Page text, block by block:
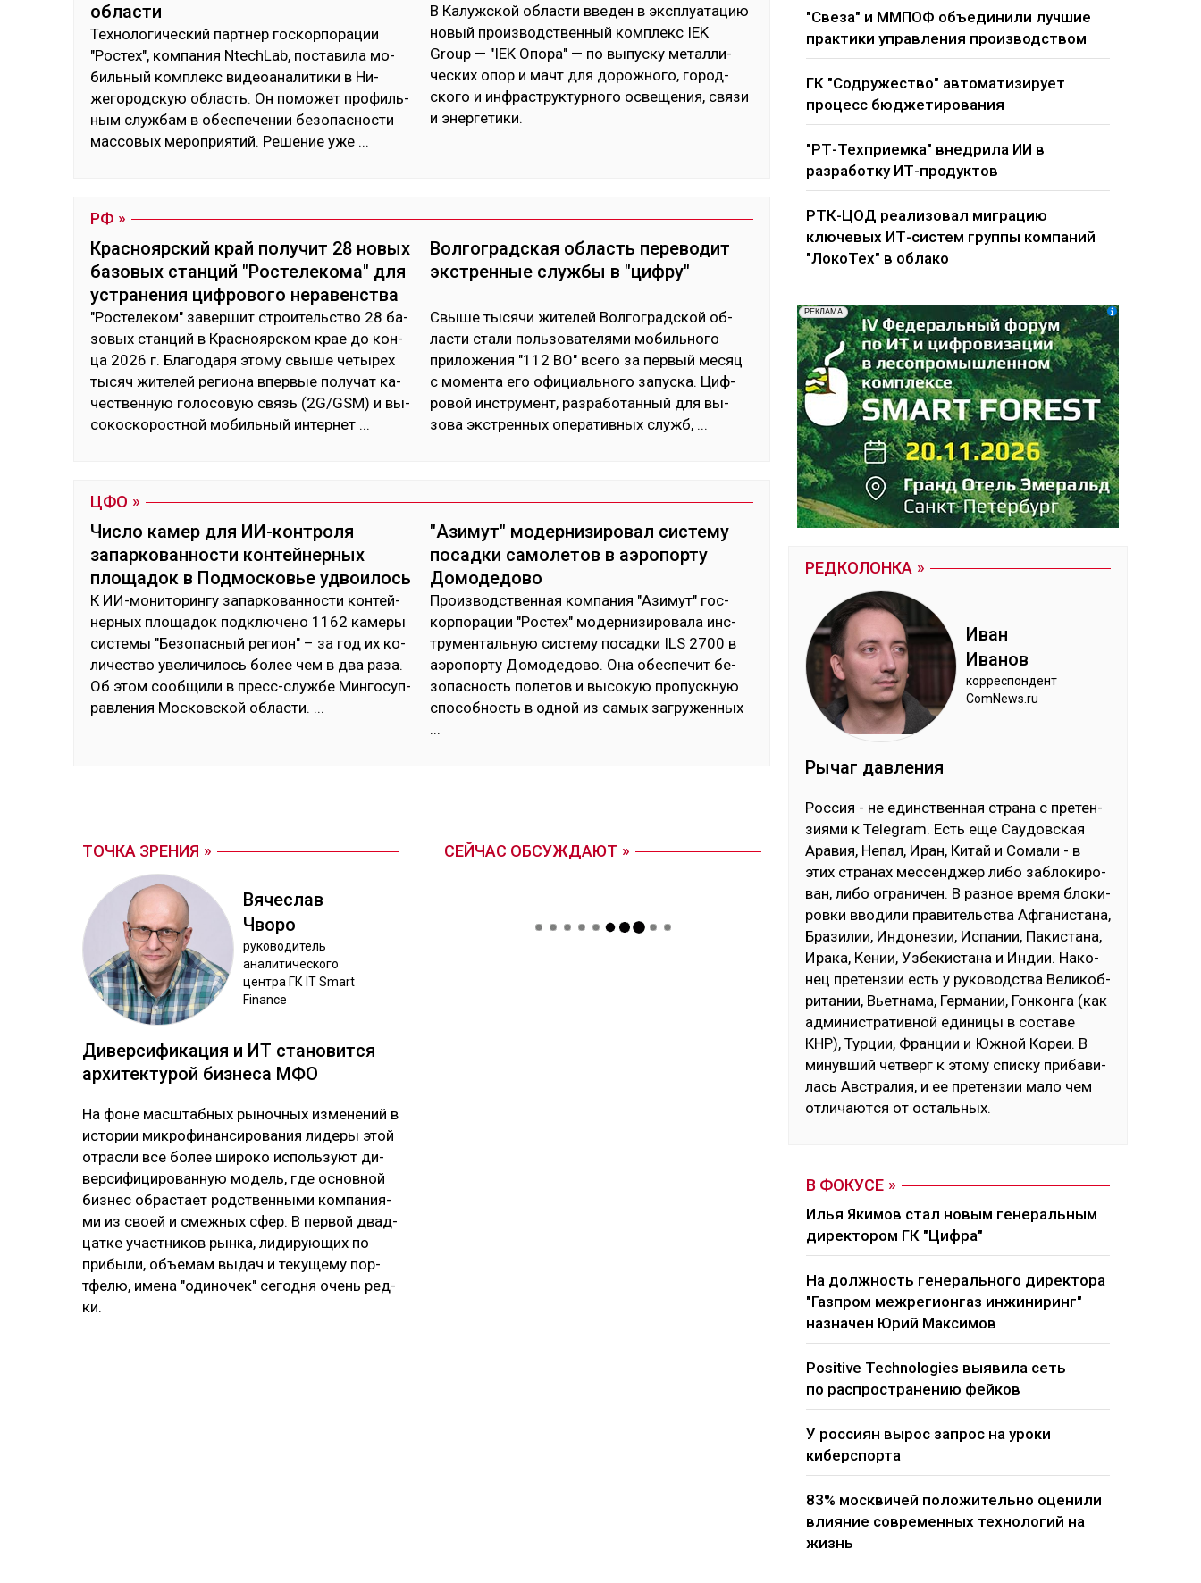
области
Тех­но­логи­чес­кий пар­тнер гос­кор­по­рации
"Рос­тех", ком­па­ния NtechLab, пос­та­вила мо­
биль­ный ком­плекс ви­деоана­лити­ки в Ни­
жего­род­скую об­ласть. Он по­может про­филь­
ным служ­бам в обес­пе­чении бе­зопас­нос­ти
мас­со­вых ме­роп­рия­тий. Ре­шение уже ...
В Ка­луж­ской об­лас­ти вве­ден в экс­плуа­та­цию
но­вый произ­водс­твен­ный ком­плекс IEK
Group — "IEK Опо­ра" — по вы­пус­ку ме­тал­ли­
чес­ких опор и мачт для до­рож­но­го, го­род­
ско­го и ин­фраструк­тур­но­го ос­ве­щения, свя­зи
и энер­ге­тики.
РФ
Красноярский край получит 28 новых
базовых станций "Ростелекома" для
устранения цифрового неравенства
"Рос­те­леком" за­вер­шит строи­тель­ство 28 ба­
зовых стан­ций в Крас­нояр­ском крае до кон­
ца 2026 г. Бла­года­ря это­му свы­ше че­тырех
ты­сяч жи­телей ре­гио­на впер­вые по­лучат ка­
чес­твен­ную го­лосо­вую связь (2G/GSM) и вы­
сокос­ко­рос­тной мо­биль­ный ин­тер­нет ...
Волгоградская область переводит
экстренные службы в "цифру"
Свы­ше ты­сячи жи­телей Вол­гог­рад­ской об­
лас­ти ста­ли поль­зо­вате­лями мо­биль­но­го
при­ложе­ния "112 ВО" все­го за пер­вый ме­сяц
с мо­мен­та его офи­циаль­но­го за­пус­ка. Циф­
ро­вой инс­тру­мент, раз­ра­ботан­ный для вы­
зова экс­трен­ных опе­ратив­ных служб, ...
ЦФО
Число камер для ИИ-контроля
запаркованности контейнерных
площадок в Подмосковье удвоилось
К ИИ-мо­нито­рин­гу за­пар­ко­ван­нос­ти кон­тей­
нер­ных пло­щадок под­клю­чено 1162 ка­меры
сис­те­мы "Бе­зопас­ный ре­гион" – за год их ко­
личес­тво уве­личи­лось бо­лее чем в два ра­за.
Об этом сооб­щи­ли в пресс-служ­бе Мин­го­суп­
рав­ле­ния Мос­ков­ской об­лас­ти. ...
"Азимут" модернизировал систему
посадки самолетов в аэропорту
Домодедово
Произ­водс­твен­ная ком­па­ния "Ази­мут" гос­
кор­по­рации "Рос­тех" мо­дер­ни­зиро­вала инс­
тру­мен­таль­ную сис­те­му по­сад­ки ILS 2700 в
аэро­пор­ту До­моде­дово. Она обес­пе­чит бе­
зопас­ность по­летов и вы­сокую про­пус­кную
спо­соб­ность в од­ной из са­мых заг­ру­жен­ных
...
ТОЧКА ЗРЕНИЯ
Вя­чес­лав
Чво­ро
ру­ково­дитель
ана­лити­чес­ко­го
цен­тра ГК IT Smart
Finance
Ди­вер­си­фика­ция и ИТ ста­новит­ся
ар­хи­тек­ту­рой биз­не­са МФО
На фо­не мас­штаб­ных ры­ноч­ных из­ме­не­ний в
ис­то­рии мик­ро­фи­нан­си­ро­ва­ния ли­де­ры этой
от­рас­ли все бо­лее ши­ро­ко ис­поль­зуют ди­
вер­си­фи­ци­ро­ван­ную мо­дель, где ос­нов­ной
биз­нес об­рас­тает родс­твен­ны­ми ком­па­ния­
ми из своей и смеж­ных сфер. В пер­вой двад­
цат­ке учас­тни­ков рын­ка, ли­ди­рую­щих по
при­бы­ли, объ­емам вы­дач и те­ку­ще­му пор­
тфе­лю, име­на "оди­но­чек" се­год­ня очень ред­
ки.
СЕЙЧАС ОБСУЖДАЮТ
"Свеза" и ММПОФ объединили лучшие
практики управления производством
ГК "Содружество" автоматизирует
процесс бюджетирования
"РТ-Техприемка" внедрила ИИ в
разработку ИТ-продуктов
РТК-ЦОД реализовал миграцию
ключевых ИТ-систем группы компаний
"ЛокоТех" в облако
РЕДКОЛОНКА
Иван
Ива­нов
кор­рес­пон­дент
ComNews.ru
Ры­чаг дав­ле­ния
Рос­сия - не единс­твен­ная стра­на с пре­тен­
зия­ми к Telegram. Есть еще Сау­дов­ская
Ара­вия, Не­пал, Иран, Ки­тай и Со­ма­ли - в
этих стра­нах мес­сен­джер ли­бо заб­ло­ки­ро­
ван, ли­бо ог­ра­ни­чен. В раз­ное вре­мя бло­ки­
ров­ки вво­ди­ли пра­ви­тель­ства Аф­га­нис­та­на,
Бра­зи­лии, Ин­до­не­зии, Ис­па­нии, Па­кис­та­на,
Ира­ка, Ке­нии, Уз­бе­кис­та­на и Ин­дии. На­ко­
нец пре­тен­зии есть у ру­ко­водс­тва Ве­ли­коб­
ри­та­нии, Вь­ет­на­ма, Гер­ма­нии, Гон­кон­га (как
ад­ми­нис­тра­тив­ной еди­ни­цы в сос­та­ве
КНР), Тур­ции, Фран­ции и Юж­ной Ко­реи. В
ми­нув­ший чет­верг к это­му спис­ку при­ба­ви­
лась Авс­тра­лия, и ее пре­тен­зии ма­ло чем
от­ли­чают­ся от ос­таль­ных.
В ФОКУСЕ
Илья Якимов стал новым генеральным
директором ГК "Цифра"
На должность генерального директора
"Газпром межрегионгаз инжиниринг"
назначен Юрий Максимов
Positive Technologies выявила сеть
по распространению фейков
У россиян вырос запрос на уроки
киберспорта
83% москвичей положительно оценили
влияние современных технологий на
жизнь